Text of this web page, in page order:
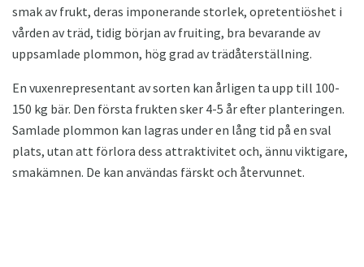
smak av frukt, deras imponerande storlek, opretentiöshet i
vården av träd, tidig början av fruiting, bra bevarande av
uppsamlade plommon, hög grad av trädåterställning.
En vuxenrepresentant av sorten kan årligen ta upp till 100-
150 kg bär. Den första frukten sker 4-5 år efter planteringen.
Samlade plommon kan lagras under en lång tid på en sval
plats, utan att förlora dess attraktivitet och, ännu viktigare,
smakämnen. De kan användas färskt och återvunnet.